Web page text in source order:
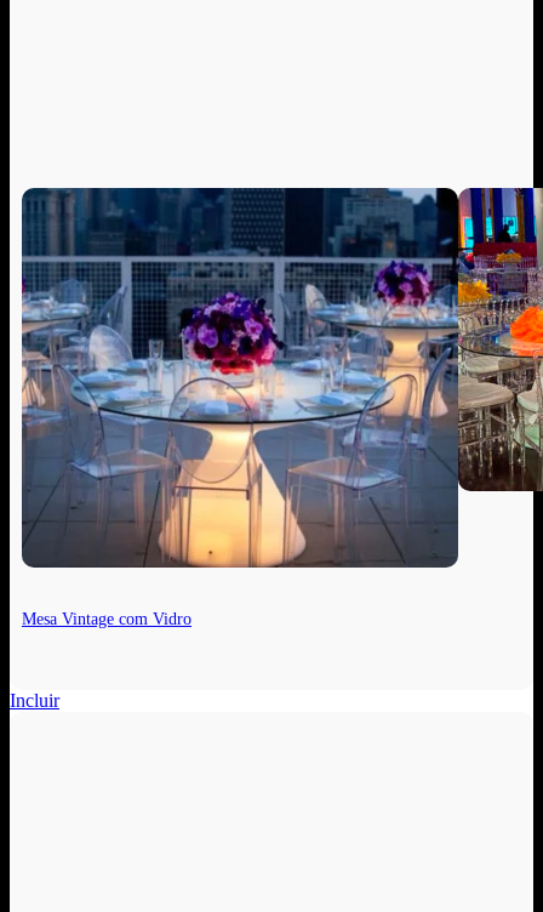
Mesa Vintage com Vidro
Incluir